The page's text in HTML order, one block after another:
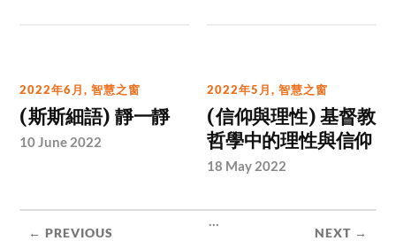
2022年6月,智慧之窗
(斯斯細語) 靜一靜
10 June 2022
2022年5月,智慧之窗
(信仰與理性) 基督教
哲學中的理性與信仰
18 May 2022
← PREVIOUS
...
NEXT →